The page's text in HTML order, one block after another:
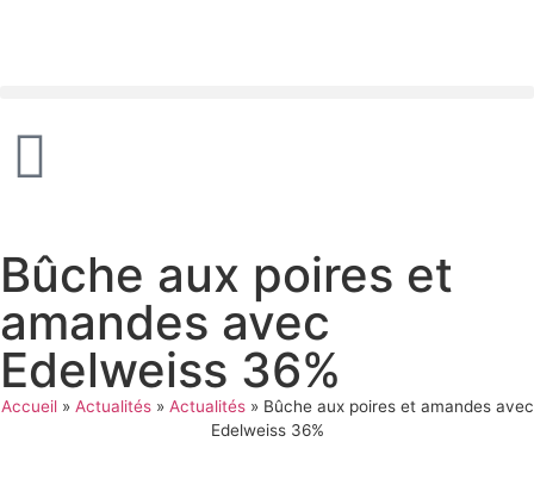
Bûche aux poires et
amandes avec
Edelweiss 36%
Accueil» Actualités» Actualités» Bûche aux poires et amandes avec
Edelweiss 36%